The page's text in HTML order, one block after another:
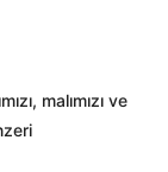
malımızı ve